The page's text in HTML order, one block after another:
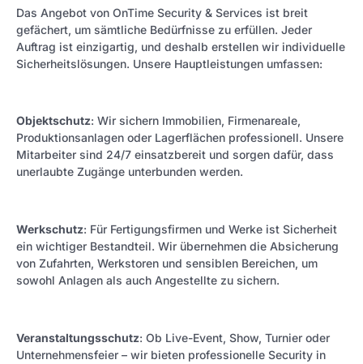
Das Angebot von OnTime Security & Services ist breit
gefächert, um sämtliche Bedürfnisse zu erfüllen. Jeder
Auftrag ist einzigartig, und deshalb erstellen wir individuelle
Sicherheitslösungen. Unsere Hauptleistungen umfassen:
Objektschutz: Wir sichern Immobilien, Firmenareale,
Produktionsanlagen oder Lagerflächen professionell. Unsere
Mitarbeiter sind 24/7 einsatzbereit und sorgen dafür, dass
unerlaubte Zugänge unterbunden werden.
Werkschutz: Für Fertigungsfirmen und Werke ist Sicherheit
ein wichtiger Bestandteil. Wir übernehmen die Absicherung
von Zufahrten, Werkstoren und sensiblen Bereichen, um
sowohl Anlagen als auch Angestellte zu sichern.
Veranstaltungsschutz: Ob Live-Event, Show, Turnier oder
Unternehmensfeier – wir bieten professionelle Security in